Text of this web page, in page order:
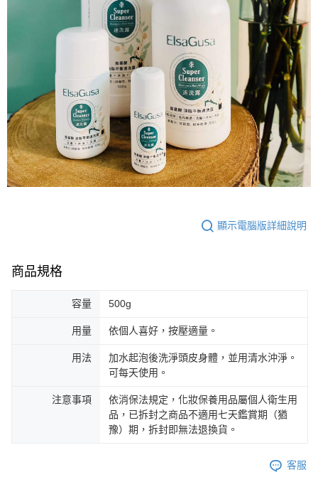
顯示電腦版詳細說明
商品規格
容量 500g
用量 依個人喜好，按壓適量。
用法
加水起泡後洗淨頭皮身體，並用清水沖淨。
可每天使用。
注意事項
依消保法規定，化妝保養用品屬個人衛生用
品，已拆封之商品不適用七天鑑賞期（猶
豫）期，拆封即無法退換貨。
客服